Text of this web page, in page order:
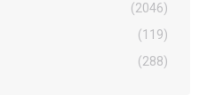
(2046)
(119)
(288)